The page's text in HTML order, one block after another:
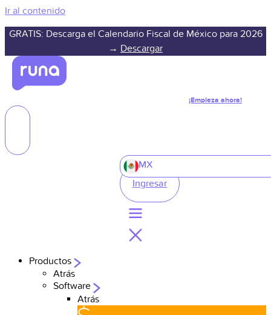
Ir al contenido
GRATIS: Descarga el Calendario Fiscal de México para 2026
→ Descargar
¡Empieza ahora!
MX
Ingresar
Productos
Atrás
Software
Atrás